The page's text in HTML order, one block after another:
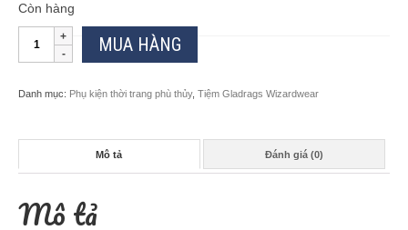
Còn hàng
thuỷ
lượng
MUA HÀNG
Danh mục: Phụ kiện thời trang phù thủy, Tiệm Gladrags Wizardwear
Mô tả Đánh giá (0)
Mô tả